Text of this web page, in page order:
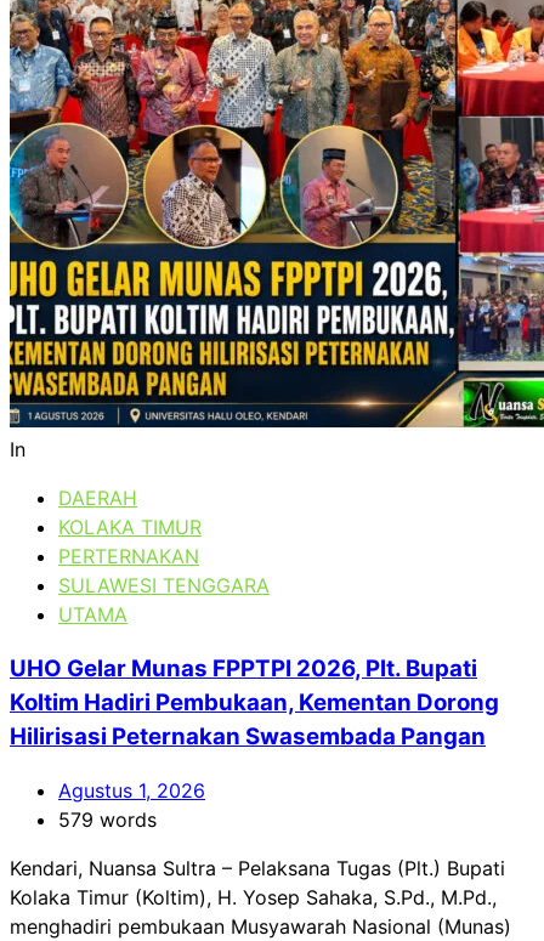
In
DAERAH
KOLAKA TIMUR
PERTERNAKAN
SULAWESI TENGGARA
UTAMA
UHO Gelar Munas FPPTPI 2026, Plt. Bupati
Koltim Hadiri Pembukaan, Kementan Dorong
Hilirisasi Peternakan Swasembada Pangan
Agustus 1, 2026
579 words
Kendari, Nuansa Sultra – Pelaksana Tugas (Plt.) Bupati
Kolaka Timur (Koltim), H. Yosep Sahaka, S.Pd., M.Pd.,
menghadiri pembukaan Musyawarah Nasional (Munas)